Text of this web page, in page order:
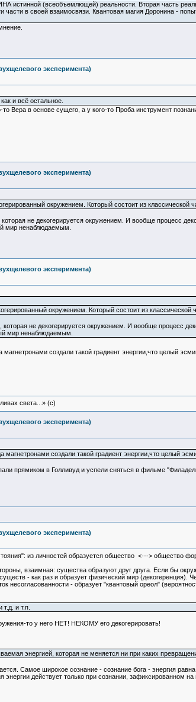
истинной (всеобъемлющей) реальности. Вторая часть
в своей взаимосвязи. Квантовая магия Доронина -
эксперимента)
и всё остальное.
Вера в основе сущего, а у кого-то Проба инструмент
эксперимента)
окружением. Который состоит из классической
не декогерируется окружением. И вообще процесс
мир ненаблюдаемым.
эксперимента)
окружением. Который состоит из классической
не декогерируется окружением. И вообще процесс
мир ненаблюдаемым.
создали такой градиент энергии,что целый
света...» (c)
эксперимента)
создали такой градиент энергии,что целый
прямиком в Голливуд и успели сняться в фильме
эксперимента)
из личностей образуется общество <---> общество
взаимная: существа образуют друг друга. Если бы
- как раз и образует физический мир (декогеренция).
несогласованности - образует "квантовый ореол"
и т.п.
то у него НЕТ! НЕКОМУ его декогерировать!
энергией, которая не меняется ни при каких
Самое широкое сознание - сознание бога - энергия
энергии действует только при сознании, зафиксированном